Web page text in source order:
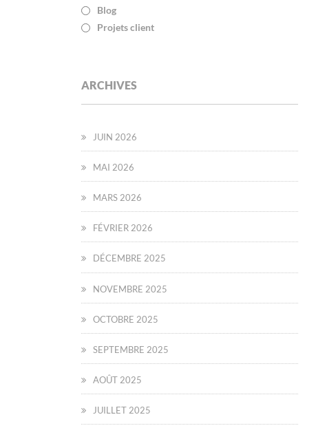
Blog
Projets client
ARCHIVES
JUIN 2026
MAI 2026
MARS 2026
FÉVRIER 2026
DÉCEMBRE 2025
NOVEMBRE 2025
OCTOBRE 2025
SEPTEMBRE 2025
AOÛT 2025
JUILLET 2025